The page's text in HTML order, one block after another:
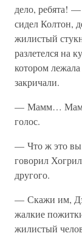
дело, ребята!
сидел Колтон,
жилистый
разлетелся на
котором
закричали.
— Мамм…
голос.
— Что ж это вы
говорил
другого.
— Скажи им,
жалкие
жилистый